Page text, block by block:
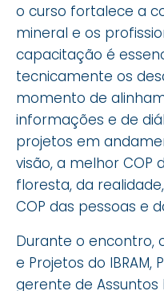
o curso fortalece a
mineral e os
capacitação é
tecnicamente os
momento de
informações e de
projetos em
visão, a melhor COP
floresta, da
COP das pessoas e
Durante o encontro,
e Projetos do IBRAM,
gerente de Assuntos